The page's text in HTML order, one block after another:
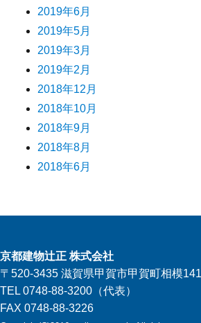
2019年6月
2019年5月
2019年3月
2019年2月
2018年12月
2018年10月
2018年9月
2018年8月
2018年6月
京都建物辻正 株式会社
〒520-3435 滋賀県甲賀市甲賀町相模
TEL 0748-88-3200（代表）
FAX 0748-88-3226